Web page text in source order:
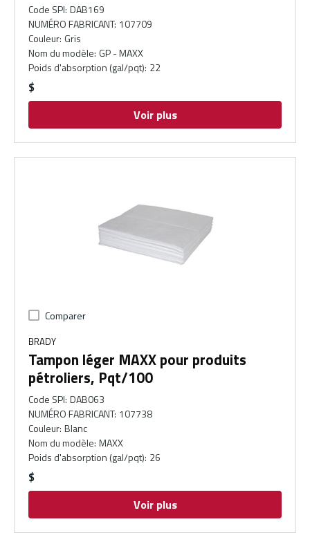
Code SPI: DAB169
NUMÉRO FABRICANT: 107709
Couleur: Gris
Nom du modèle: GP - MAXX
Poids d'absorption (gal/pqt): 22
$
Voir plus
Comparer
BRADY
Tampon léger MAXX pour produits
pétroliers, Pqt/100
Code SPI: DAB063
NUMÉRO FABRICANT: 107738
Couleur: Blanc
Nom du modèle: MAXX
Poids d'absorption (gal/pqt): 26
$
Voir plus